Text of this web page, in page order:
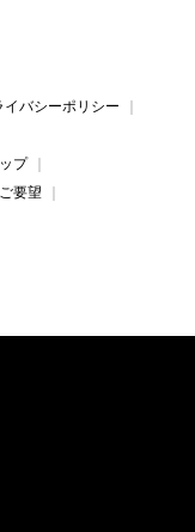
イバシーポリシー
プ
要望